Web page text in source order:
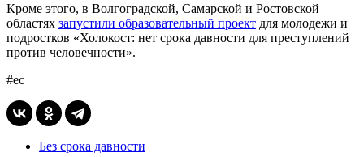
Кроме этого, в Волгоградской, Самарской и Ростовской
областях запустили образовательный проект для молодежи и
подростков «Холокост: нет срока давности для преступлений
против человечности».
#ес
Без срока давности